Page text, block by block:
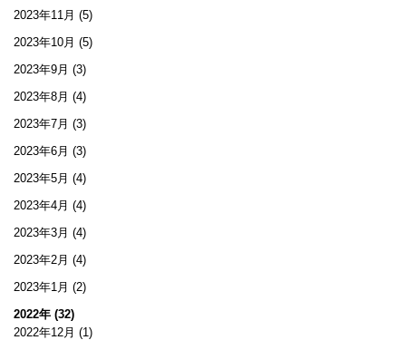
2023年11月 (5)
2023年10月 (5)
2023年9月 (3)
2023年8月 (4)
2023年7月 (3)
2023年6月 (3)
2023年5月 (4)
2023年4月 (4)
2023年3月 (4)
2023年2月 (4)
2023年1月 (2)
2022年 (32)
2022年12月 (1)